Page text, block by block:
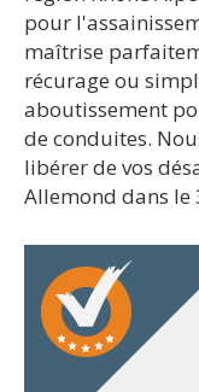
pour
maîtrise
récurage ou
aboutissement
de conduites.
libérer de vos
Allemond dans le